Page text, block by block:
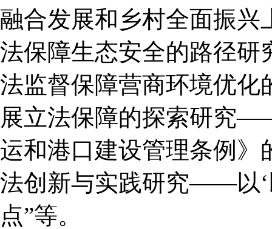
融合发展和乡村全面振兴
法保障生态安全的路径研
法监督保障营商环境优化
展立法保障的探索研究
运和港口建设管理条例》
法创新与实践研究——以‘
点”等。